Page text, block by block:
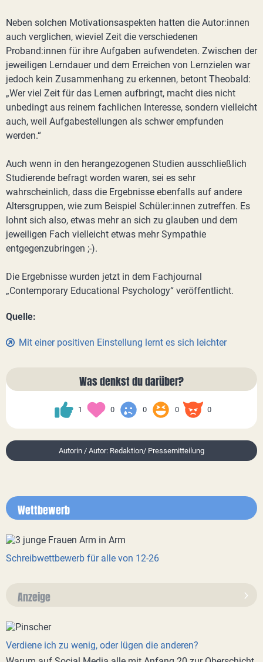
Neben solchen Motivationsaspekten hatten die Autor:innen
auch verglichen, wieviel Zeit die verschiedenen
Proband:innen für ihre Aufgaben aufwendeten. Zwischen der
jeweiligen Lerndauer und dem Erreichen von Lernzielen war
jedoch kein Zusammenhang zu erkennen, betont Theobald:
„Wer viel Zeit für das Lernen aufbringt, macht dies nicht
unbedingt aus reinem fachlichen Interesse, sondern vielleicht
auch, weil Aufgabestellungen als schwer empfunden
werden.“
Auch wenn in den herangezogenen Studien ausschließlich
Studierende befragt worden waren, sei es sehr
wahrscheinlich, dass die Ergebnisse ebenfalls auf andere
Altersgruppen, wie zum Beispiel Schüler:innen zutreffen. Es
lohnt sich also, etwas mehr an sich zu glauben und dem
jeweiligen Fach vielleicht etwas mehr Sympathie
entgegenzubringen ;-).
Die Ergebnisse wurden jetzt in dem Fachjournal
„Contemporary Educational Psychology“ veröffentlicht.
Quelle:
Mit einer positiven Einstellung lernt es sich leichter
Was denkst du darüber?
1 0 0 0 0
Autorin / Autor: Redaktion/ Pressemitteilung
Wettbewerb
Schreibwettbewerb für alle von 12-26
Anzeige
Verdiene ich zu wenig, oder lügen die anderen?